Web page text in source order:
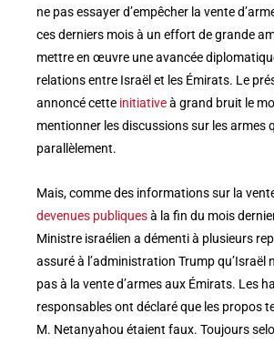
ne pas essayer d’empêcher la vente
ces derniers mois à un effort de grande
mettre en œuvre une avancée
relations entre Israël et les Émirats. Le
annoncé cette initiativeà grand bruit le
mentionner les discussions sur les armes
parallèlement.
Mais, comme des informations sur la
devenues publiquesà la fin du mois
Ministre israélien a démenti à plusieurs
assuré à l’administration Trump qu’Israël
pas à la vente d’armes aux Émirats. Les
responsables ont déclaré que les propos
M. Netanyahou étaient faux. Toujours